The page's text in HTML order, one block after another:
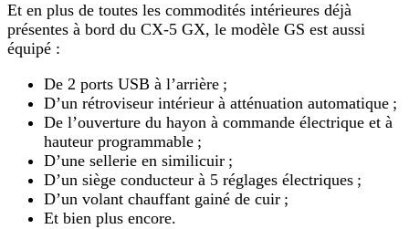
Et en plus de toutes les commodités intérieures déjà
présentes à bord du CX-5 GX, le modèle GS est aussi
équipé :
De 2 ports USB à l’arrière ;
D’un rétroviseur intérieur à atténuation automatique ;
De l’ouverture du hayon à commande électrique et à
hauteur programmable ;
D’une sellerie en similicuir ;
D’un siège conducteur à 5 réglages électriques ;
D’un volant chauffant gainé de cuir ;
Et bien plus encore.